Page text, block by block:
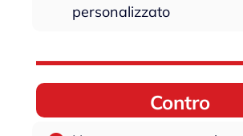
personalizzato
Contro